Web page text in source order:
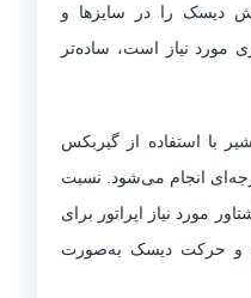
دیسک را در سایزها و
مورد نیاز است، ساده‌تر
با استفاده از گیربکس
و حرکت چرخشی ۹۰ درجه‌ای انجام می‌شود. نسبت
مورد نیاز اپراتور برای
و حرکت دیسک به‌صورت